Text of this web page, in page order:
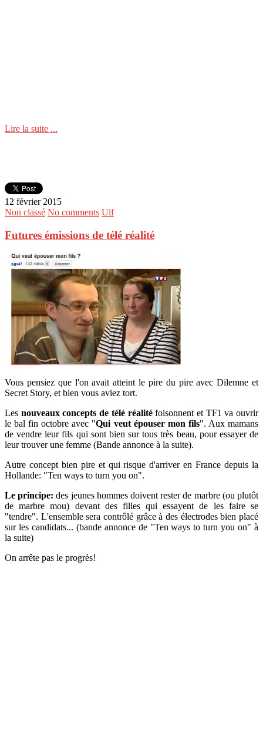
Lire la suite ...
12 février 2015
Non classé No comments Ulf
Futures émissions de télé réalité
Vous pensiez que l'on avait atteint le pire du pire avec Dilemne et
Secret Story, et bien vous aviez tort.
Les nouveaux concepts de télé réalitéfoisonnent et TF1 va ouvrir
le bal fin octobre avec "Qui veut épouser mon fils". Aux mamans
de vendre leur fils qui sont bien sur tous très beau, pour essayer de
leur trouver une femme (Bande annonce à la suite).
Autre concept bien pire et qui risque d'arriver en France depuis la
Hollande: "Ten ways to turn you on".
Le principe: des jeunes hommes doivent rester de marbre (ou plutôt
de marbre mou) devant des filles qui essayent de les faire se
"tendre". L'ensemble sera contrôlé grâce à des électrodes bien placé
sur les candidats... (bande annonce de "Ten ways to turn you on" à
la suite)
On arrête pas le progrès!